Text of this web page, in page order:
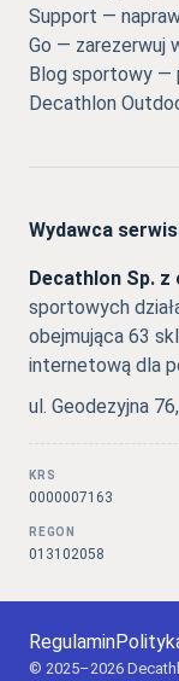
Support —
Go — zarezerwuj
Blog sportowy —
Decathlon
Wydawca
Decathlon Sp. z
sportowych
obejmująca 63
internetową dla
ul. Geodezyjna
KRS
0000007163
REGON
013102058
Regulamin
© 2025–2026